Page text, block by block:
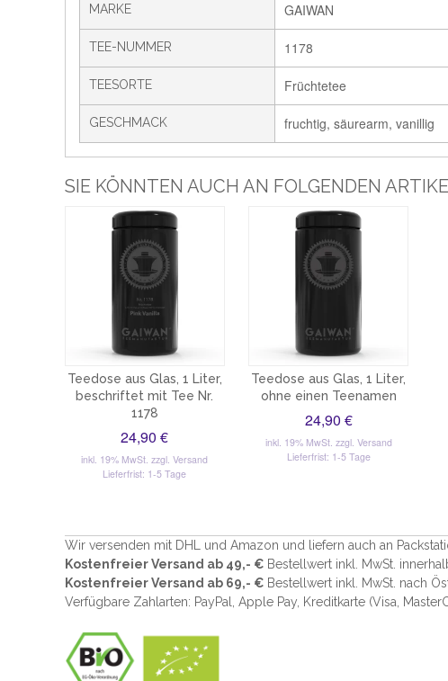
MARKE GAIWAN
TEE-NUMMER 1178
TEESORTE Früchtetee
GESCHMACK fruchtig, säurearm, vanillig
SIE KÖNNTEN AUCH AN FOLGENDEN
Teedose aus Glas, 1 Liter,
beschriftet mit Tee Nr.
1178
24,90 €
inkl. 19% MwSt.zzgl. Versand
Lieferfrist: 1-5 Tage
Teedose aus Glas, 1 Liter,
ohne einen Teenamen
24,90 €
inkl. 19% MwSt. zzgl. Versand
Lieferfrist: 1-5 Tage
Wir versenden mit DHL und Amazon und liefern auch an
Kostenfreier Versand ab 49,- € Bestellwert inkl. MwSt.
Kostenfreier Versand ab 69,- € Bestellwert inkl. MwSt. nach
Verfügbare Zahlarten: PayPal, Apple Pay, Kreditkarte (Visa,